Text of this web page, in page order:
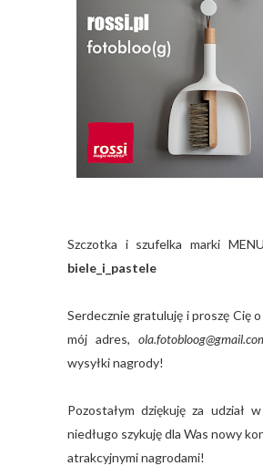
Szczotka i szufelka marki
biele_i_pastele
Serdecznie gratuluję i proszę Cię o
mój adres,
wysyłki nagrody!
Pozostałym dziękuję za udział
niedługo szykuję dla Was nowy
atrakcyjnymi nagrodami!